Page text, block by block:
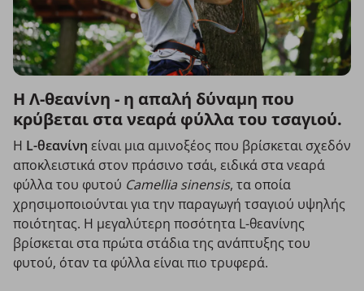
Η Λ-θεανίνη - η απαλή δύναμη που
κρύβεται στα νεαρά φύλλα του τσαγιού.
Η L-θεανίνη είναι μια αμινοξέος που βρίσκεται σχεδόν
αποκλειστικά στον πράσινο τσάι, ειδικά στα νεαρά
φύλλα του φυτού Camellia sinensis, τα οποία
χρησιμοποιούνται για την παραγωγή τσαγιού υψηλής
ποιότητας. Η μεγαλύτερη ποσότητα L-θεανίνης
βρίσκεται στα πρώτα στάδια της ανάπτυξης του
φυτού, όταν τα φύλλα είναι πιο τρυφερά.